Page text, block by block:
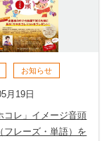
お知らせ
月19日
コレ」イメージ音頭
フレーズ・単語）を